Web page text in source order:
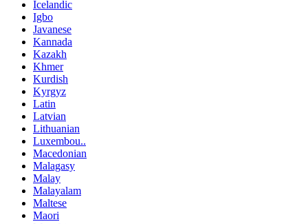
Icelandic
Igbo
Javanese
Kannada
Kazakh
Khmer
Kurdish
Kyrgyz
Latin
Latvian
Lithuanian
Luxembou..
Macedonian
Malagasy
Malay
Malayalam
Maltese
Maori